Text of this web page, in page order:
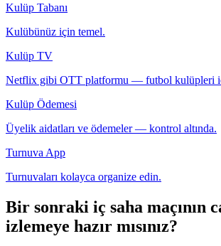
Kulüp Tabanı
Kulübünüz için temel.
Kulüp TV
Netflix gibi OTT platformu — futbol kulüpleri
Kulüp Ödemesi
Üyelik aidatları ve ödemeler — kontrol altında.
Turnuva App
Turnuvaları kolayca organize edin.
Bir sonraki iç saha maçının
izlemeye hazır mısınız?